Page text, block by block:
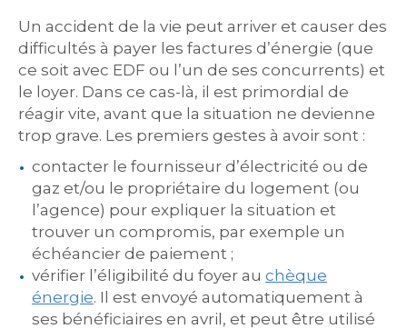
Un accident de la vie peut arriver et causer des
difficultés à payer les factures d’énergie (que
ce soit avec EDF ou l’un de ses concurrents) et
le loyer. Dans ce cas-là, il est primordial de
réagir vite, avant que la situation ne devienne
trop grave. Les premiers gestes à avoir sont :
contacter le fournisseur d’électricité ou de
gaz et/ou le propriétaire du logement (ou
l’agence) pour expliquer la situation et
trouver un compromis, par exemple un
échéancier de paiement ;
vérifier l’éligibilité du foyer au chèque
énergie. Il est envoyé automatiquement à
ses bénéficiaires en avril, et peut être utilisé